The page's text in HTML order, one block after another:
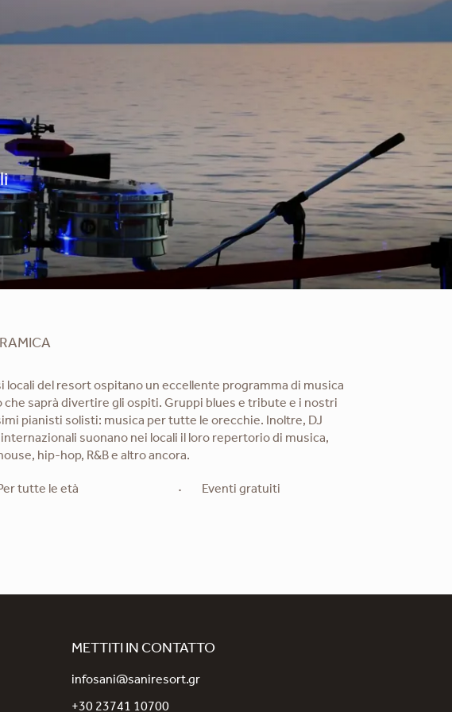
locali del resort ospitano un eccellente programma di musica
che saprà divertire gli ospiti. Gruppi blues e tribute e i nostri
pianisti solisti: musica per tutte le orecchie. Inoltre, DJ
internazionali suonano nei locali il loro repertorio di musica,
hip-hop, R&B e altro ancora.
tutte le età Eventi gratuiti
METTITI IN CONTATTO
infosani@saniresort.gr
+30 23741 10700